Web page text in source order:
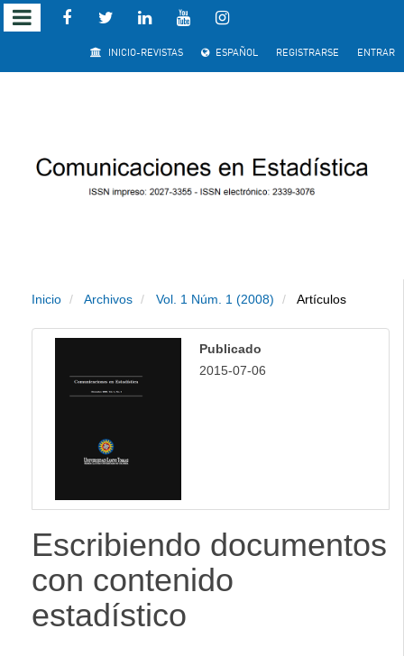
Salto
rápido
contenido
Navegación
principal
principal
INICIO-REVISTAS ESPAÑOL REGISTRARSE ENTRAR
Inicio Archivos Vol. 1 Núm. 1 (2008) Artículos
Publicado
2015-07-06
Escribiendo documentos
con contenido
estadístico